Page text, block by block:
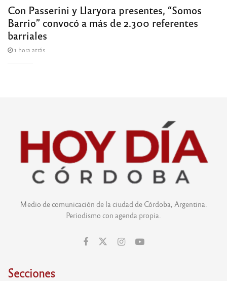
Con Passerini y Llaryora presentes, “Somos
Barrio” convocó a más de 2.300 referentes
barriales
1 hora atrás
Medio de comunicación de la ciudad de Córdoba, Argentina.
Periodismo con agenda propia.
Secciones